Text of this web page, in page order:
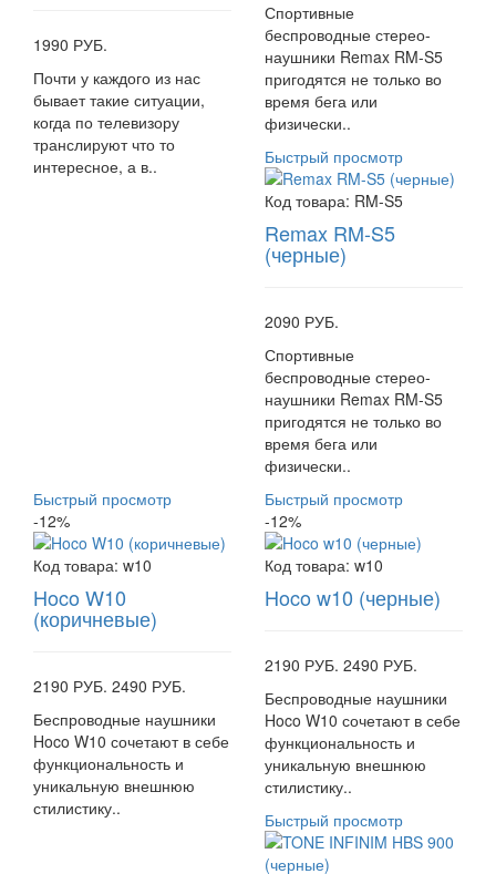
1990 РУБ.
Почти у каждого из нас
бывает такие ситуации,
когда по телевизору
транслируют что то
интересное, а в..
Спортивные
беспроводные стерео-
наушники Remax RM-S5
пригодятся не только во
время бега или
физически..
Быстрый просмотр
Код товара: RM-S5
Remax RM-S5
(черные)
2090 РУБ.
Спортивные
беспроводные стерео-
наушники Remax RM-S5
пригодятся не только во
время бега или
физически..
Быстрый просмотр
-12%
Код товара: w10
Hoco W10
(коричневые)
2190 РУБ. 2490 РУБ.
Беспроводные наушники
Hoco W10 сочетают в себе
функциональность и
уникальную внешнюю
стилистику..
Быстрый просмотр
-12%
Код товара: w10
Hoco w10 (черные)
2190 РУБ. 2490 РУБ.
Беспроводные наушники
Hoco W10 сочетают в себе
функциональность и
уникальную внешнюю
стилистику..
Быстрый просмотр